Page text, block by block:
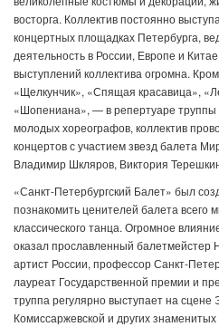
восторга. Коллектив постоянно
концертных площадках Петербурга,
деятельность в России, Европе и
выступлений коллектива огромна.
«Щелкунчик», «Спящая красавица»,
«Шопениана», — в репертуаре труппы
молодых хореографов, коллектив
концертов с участием звезд балета
Владимир Шкляров, Виктория
«Санкт-Петербургский Балет» был
познакомить ценителей балета всего
классического танца. Огромное
оказал прославленный балетмейстер
артист России, профессор Санкт-
лауреат Государственной премии и
труппа регулярно выступает на
Комиссаржевской и других